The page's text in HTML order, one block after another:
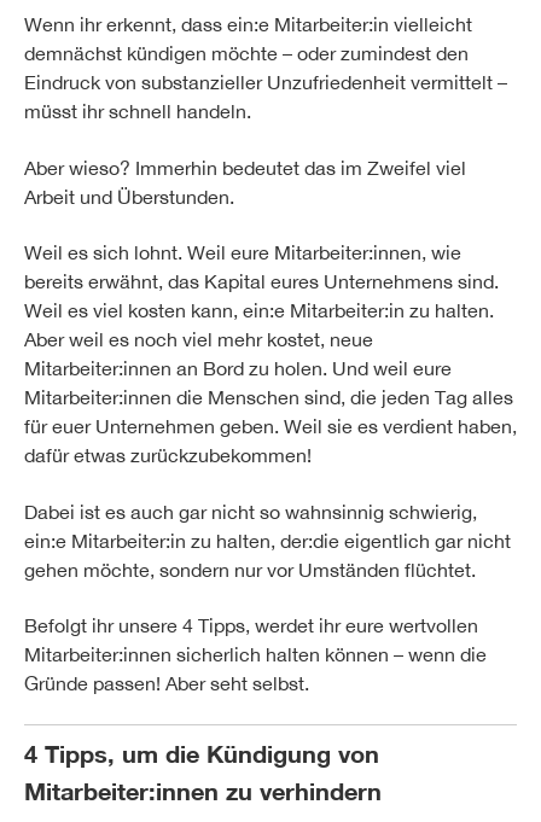
Wenn ihr erkennt, dass ein:e Mitarbeiter:in vielleicht
demnächst kündigen möchte – oder zumindest den
Eindruck von substanzieller Unzufriedenheit vermittelt –
müsst ihr schnell handeln.
Aber wieso? Immerhin bedeutet das im Zweifel viel
Arbeit und Überstunden.
Weil es sich lohnt. Weil eure Mitarbeiter:innen, wie
bereits erwähnt, das Kapital eures Unternehmens sind.
Weil es viel kosten kann, ein:e Mitarbeiter:in zu halten.
Aber weil es noch viel mehr kostet, neue
Mitarbeiter:innen an Bord zu holen. Und weil eure
Mitarbeiter:innen die Menschen sind, die jeden Tag alles
für euer Unternehmen geben. Weil sie es verdient haben,
dafür etwas zurückzubekommen!
Dabei ist es auch gar nicht so wahnsinnig schwierig,
ein:e Mitarbeiter:in zu halten, der:die eigentlich gar nicht
gehen möchte, sondern nur vor Umständen flüchtet.
Befolgt ihr unsere 4 Tipps, werdet ihr eure wertvollen
Mitarbeiter:innen sicherlich halten können – wenn die
Gründe passen! Aber seht selbst.
4 Tipps, um die Kündigung von
Mitarbeiter:innen zu verhindern